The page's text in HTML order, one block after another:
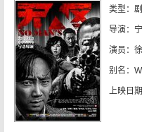
类型：
导演：
演员：
别名：
上映日期